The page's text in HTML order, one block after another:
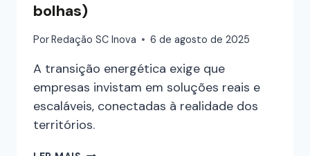
bolhas)
PorRedação SC Inova 6 de agosto de 2025
A transição energética exige que
empresas invistam em soluções reais e
escaláveis, conectadas à realidade dos
territórios.